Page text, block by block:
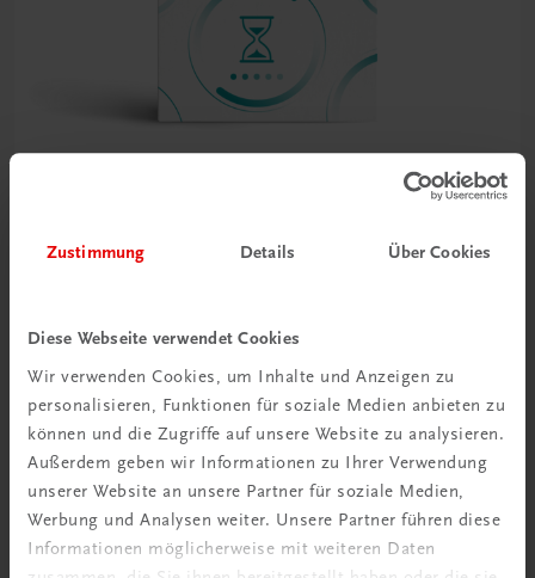
Zustimmung Details Über Cookies
Diese Webseite verwendet Cookies
Wir verwenden Cookies, um Inhalte und Anzeigen zu
personalisieren, Funktionen für soziale Medien anbieten zu
können und die Zugriffe auf unsere Website zu analysieren.
Außerdem geben wir Informationen zu Ihrer Verwendung
unserer Website an unsere Partner für soziale Medien,
Werbung und Analysen weiter. Unsere Partner führen diese
Informationen möglicherweise mit weiteren Daten
Blattwerk Deutsch – Rechtschreibung, Grammatik
HAK/HAS/HLT/HF/FW
€ 0,00
Gut zu wissen